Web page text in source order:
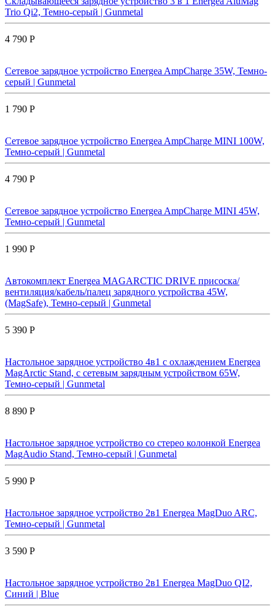
Trio Qi2, Темно-серый | Gunmetal
4 790 Р
Сетевое зарядное устройство Energea AmpCharge 35W, Темно-
серый | Gunmetal
1 790 Р
Сетевое зарядное устройство Energea AmpCharge MINI 100W,
Темно-серый | Gunmetal
4 790 Р
Сетевое зарядное устройство Energea AmpCharge MINI 45W,
Темно-серый | Gunmetal
1 990 Р
Автокомплект Energea MAGARCTIC DRIVE присоска/
вентиляция/кабель/палец зарядного устройства 45W,
(MagSafe), Темно-серый | Gunmetal
5 390 Р
Настольное зарядное устройство 4в1 с охлаждением Energea
MagArctic Stand, с сетевым зарядным устройством 65W,
Темно-серый | Gunmetal
8 890 Р
Настольное зарядное устройство со стерео колонкой Energea
MagAudio Stand, Темно-серый | Gunmetal
5 990 Р
Настольное зарядное устройство 2в1 Energea MagDuo ARC,
Темно-серый | Gunmetal
3 590 Р
Настольное зарядное устройство 2в1 Energea MagDuo QI2,
Синий | Blue